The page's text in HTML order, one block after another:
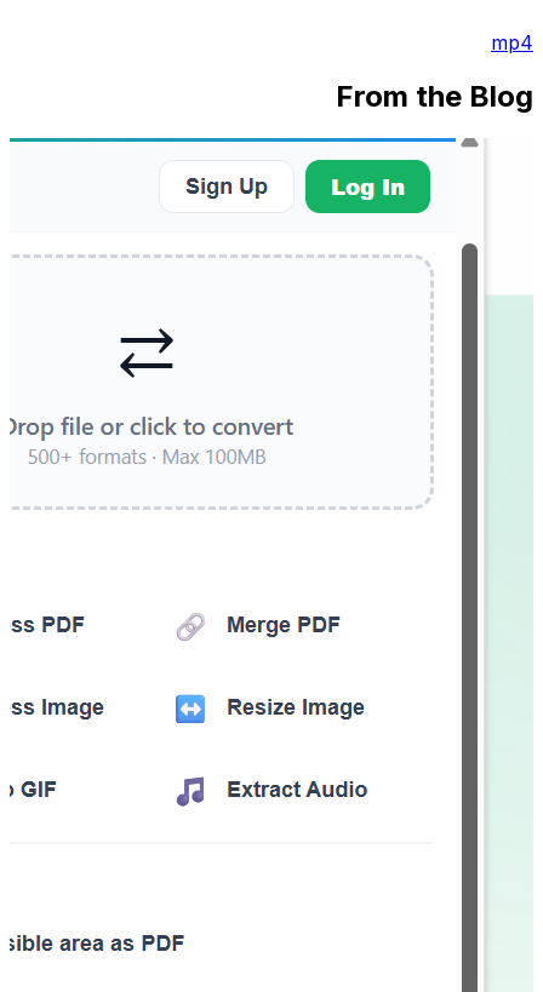
mp4
From the Blog